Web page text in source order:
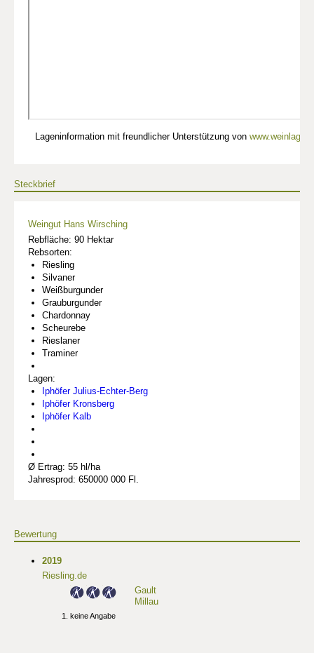
Lageninformation mit freundlicher Unterstützung von
Steckbrief
Weingut Hans Wirsching
Rebfläche: 90 Hektar
Rebsorten:
Riesling
Silvaner
Weißburgunder
Grauburgunder
Chardonnay
Scheurebe
Rieslaner
Traminer
Lagen:
Iphöfer Julius-Echter-Berg
Iphöfer Kronsberg
Iphöfer Kalb
Ø Ertrag: 55 hl/ha
Jahresprod: 650000 000 Fl.
Bewertung
2019
Riesling.de
Gault
Millau
keine Angabe